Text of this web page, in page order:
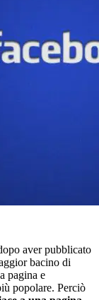
aver pubblicato
bacino di
pagina e
popolare. Perciò